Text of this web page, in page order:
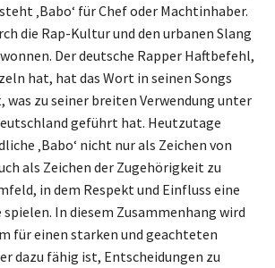
‚Babo‘ für Chef oder Machtinhaber.
die Rap-Kultur und den urbanen Slang
Der deutsche Rapper Haftbefehl,
hat, hat das Wort in seinen Songs
was zu seiner breiten Verwendung unter
geführt hat. Heutzutage
‚Babo‘ nicht nur als Zeichen von
als Zeichen der Zugehörigkeit zu
in dem Respekt und Einfluss eine
In diesem Zusammenhang wird
für einen starken und geachteten
dazu fähig ist, Entscheidungen zu